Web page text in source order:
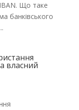
IBAN. Що таке
банківського
власний